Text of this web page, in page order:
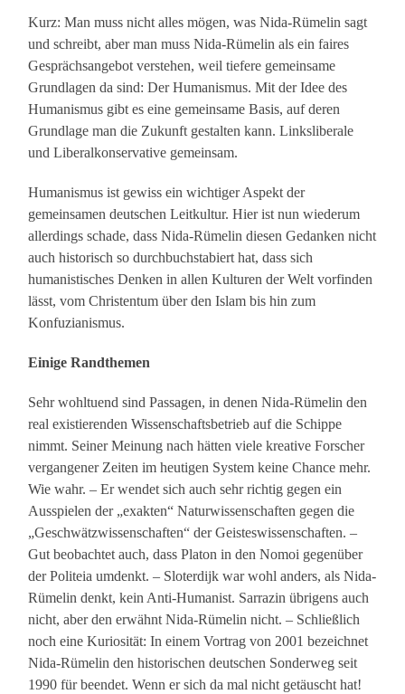
Kurz: Man muss nicht alles mögen, was Nida-Rümelin sagt
und schreibt, aber man muss Nida-Rümelin als ein faires
Gesprächsangebot verstehen, weil tiefere gemeinsame
Grundlagen da sind: Der Humanismus. Mit der Idee des
Humanismus gibt es eine gemeinsame Basis, auf deren
Grundlage man die Zukunft gestalten kann. Linksliberale
und Liberalkonservative gemeinsam.
Humanismus ist gewiss ein wichtiger Aspekt der
gemeinsamen deutschen Leitkultur. Hier ist nun wiederum
allerdings schade, dass Nida-Rümelin diesen Gedanken nicht
auch historisch so durchbuchstabiert hat, dass sich
humanistisches Denken in allen Kulturen der Welt vorfinden
lässt, vom Christentum über den Islam bis hin zum
Konfuzianismus.
Einige Randthemen
Sehr wohltuend sind Passagen, in denen Nida-Rümelin den
real existierenden Wissenschaftsbetrieb auf die Schippe
nimmt. Seiner Meinung nach hätten viele kreative Forscher
vergangener Zeiten im heutigen System keine Chance mehr.
Wie wahr. – Er wendet sich auch sehr richtig gegen ein
Ausspielen der „exakten“ Naturwissenschaften gegen die
„Geschwätzwissenschaften“ der Geisteswissenschaften. –
Gut beobachtet auch, dass Platon in den Nomoi gegenüber
der Politeia umdenkt. – Sloterdijk war wohl anders, als Nida-
Rümelin denkt, kein Anti-Humanist. Sarrazin übrigens auch
nicht, aber den erwähnt Nida-Rümelin nicht. – Schließlich
noch eine Kuriosität: In einem Vortrag von 2001 bezeichnet
Nida-Rümelin den historischen deutschen Sonderweg seit
1990 für beendet. Wenn er sich da mal nicht getäuscht hat!